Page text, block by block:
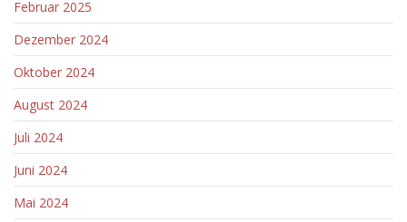
Februar 2025
Dezember 2024
Oktober 2024
August 2024
Juli 2024
Juni 2024
Mai 2024